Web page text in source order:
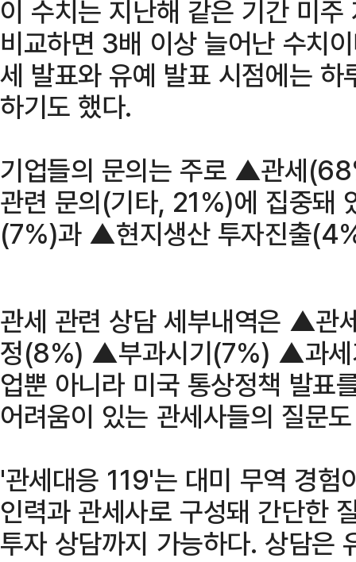
이 수치는 지난해 같은 기간 미
비교하면 3배 이상 늘어난 수치
세 발표와 유예 발표 시점에는
하기도 했다.
기업들의 문의는 주로 ▲관세
관련 문의(기타, 21%)에 집중돼
(7%)과 ▲현지생산 투자진출
관세 관련 상담 세부내역은 ▲
정(8%) ▲부과시기(7%) ▲과세
업뿐 아니라 미국 통상정책 발표
어려움이 있는 관세사들의 질문
'관세대응 119'는 대미 무역 경
인력과 관세사로 구성돼 간단한
투자 상담까지 가능하다. 상담은